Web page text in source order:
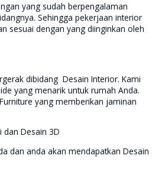
yang sudah berpengalaman
Sehingga pekerjaan interior
sesuai dengan yang diinginkan oleh
dibidang Desain Interior. Kami
yang menarik untuk rumah Anda.
yang memberikan jaminan
dan Desain 3D
dan anda akan mendapatkan Desain